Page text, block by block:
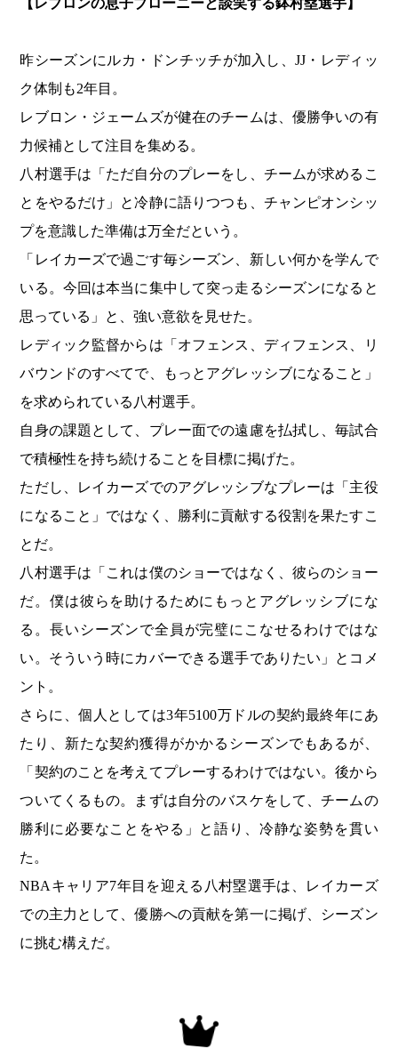
【レブロンの息子ブローニーと談笑する鉢村塁選手】
昨シーズンにルカ・ドンチッチが加入し、JJ・レディッ
ク体制も2年目。
レブロン・ジェームズが健在のチームは、優勝争いの有
力候補として注目を集める。
八村選手は「ただ自分のプレーをし、チームが求めるこ
とをやるだけ」と冷静に語りつつも、チャンピオンシッ
プを意識した準備は万全だという。
「レイカーズで過ごす毎シーズン、新しい何かを学んで
いる。今回は本当に集中して突っ走るシーズンになると
思っている」と、強い意欲を見せた。
レディック監督からは「オフェンス、ディフェンス、リ
バウンドのすべてで、もっとアグレッシブになること」
を求められている八村選手。
自身の課題として、プレー面での遠慮を払拭し、毎試合
で積極性を持ち続けることを目標に掲げた。
ただし、レイカーズでのアグレッシブなプレーは「主役
になること」ではなく、勝利に貢献する役割を果たすこ
とだ。
八村選手は「これは僕のショーではなく、彼らのショー
だ。僕は彼らを助けるためにもっとアグレッシブにな
る。長いシーズンで全員が完璧にこなせるわけではな
い。そういう時にカバーできる選手でありたい」とコメ
ント。
さらに、個人としては3年5100万ドルの契約最終年にあ
たり、新たな契約獲得がかかるシーズンでもあるが、
「契約のことを考えてプレーするわけではない。後から
ついてくるもの。まずは自分のバスケをして、チームの
勝利に必要なことをやる」と語り、冷静な姿勢を貫い
た。
NBAキャリア7年目を迎える八村塁選手は、レイカーズ
での主力として、優勝への貢献を第一に掲げ、シーズン
に挑む構えだ。